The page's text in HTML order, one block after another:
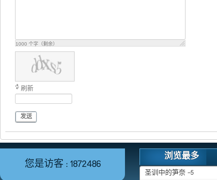
1000 个字（剩余）
刷新
发送
您是访客 : 1872486 浏览最多
圣训中的笋奈 -5